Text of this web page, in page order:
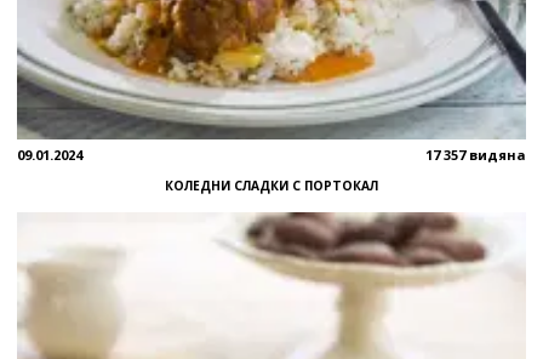
09.01.2024 17 357 видяна
КОЛЕДНИ СЛАДКИ С ПОРТОКАЛ